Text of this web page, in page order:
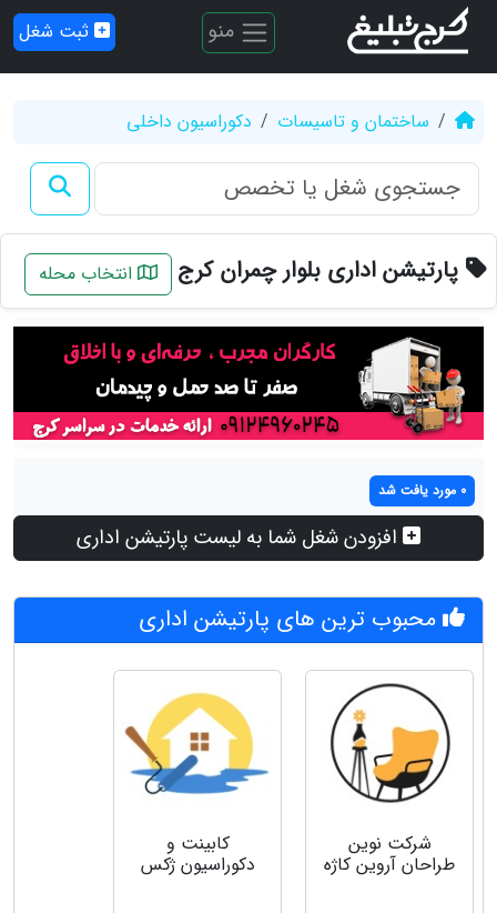
منو ثبت شغل
ساختمان و تاسیسات دکوراسیون داخلی
پارتیشن اداری بلوار چمران کرج انتخاب محله
0 مورد یافت شد
افزودن شغل شما به لیست پارتیشن اداری
محبوب ترین های پارتیشن اداری
شرکت نوین
طراحان آروین کاژه
کابینت و
دکوراسیون ژکس